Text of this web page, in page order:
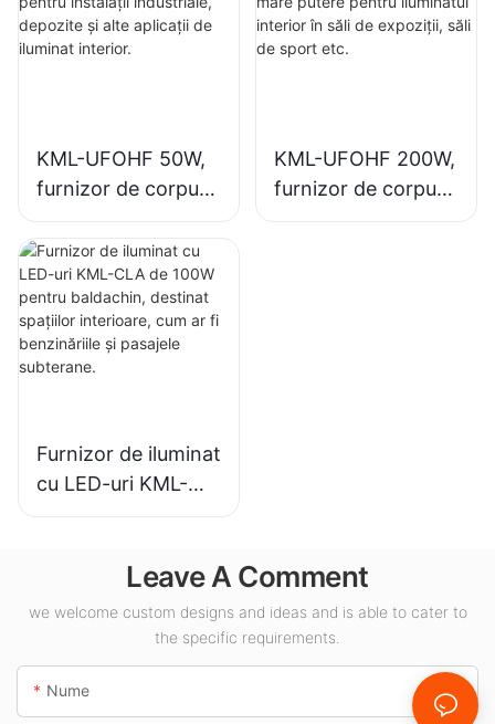
depozite și alte
aplicații de iluminat
fabrici industriale,
săli de sport etc.
KML-UFOHF 50W,
furnizor de corpuri
de iluminat cu LED
pentru instalații
industriale,
depozite și alte
aplicații de iluminat
interior.
KML-UFOHF 200W,
furnizor de corpuri
de iluminat LED de
Furnizor de iluminat
cu LED-uri KML-
CLA de 100W
destinat spațiilor
interioare, cum ar fi
benzinăriile și
pasajele subterane.
Leave A Comment
we welcome custom designs and ideas and is able to cater to
the specific requirements.
Nume